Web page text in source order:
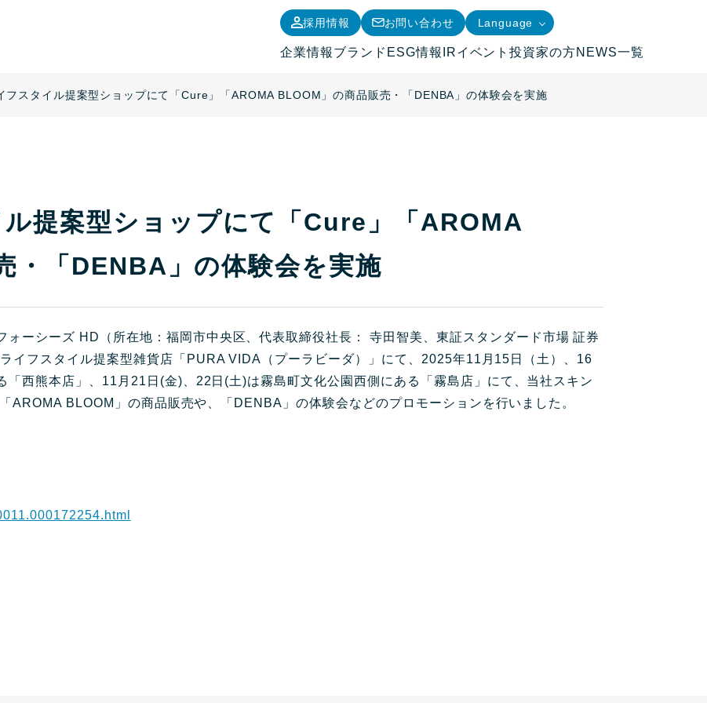
採用情報 お問い合わせ Language
企業情報 ブランド ESG情報 IRイベント投資家の方NEWS一覧
フスタイル提案型ショップにて「Cure」「AROMA BLOOM」の商品販売・「DENBA」の体験会を実施
提案型ショップにて「Cure」「AROMA
・「DENBA」の体験会を実施
ォーシーズ HD（所在地：福岡市中央区、代表取締役社長： 寺田智美、東証スタンダード市場 証券
イフスタイル提案型雑貨店「PURA VIDA（プーラビーダ）」にて、2025年11月15日（土）、16
「西熊本店」、11月21日(金)、22日(土)は霧島町文化公園西側にある「霧島店」にて、当社スキン
AROMA BLOOM」の商品販売や、「DENBA」の体験会などのプロモーションを行いました。